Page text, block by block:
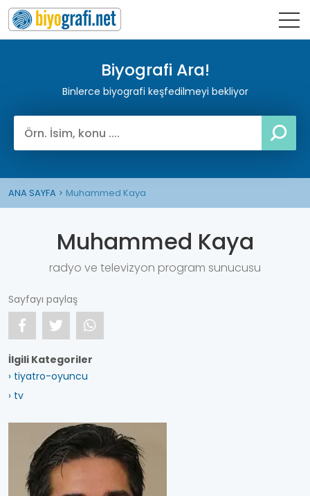
Biyografi Ara!
Binlerce biyografi keşfedilmeyi bekliyor
ANA SAYFA Muhammed Kaya
Muhammed Kaya
radyo ve televizyon program sunucusu
Sayfayı paylaş
İlgili Kategoriler
› tiyatro-oyuncu
› tv